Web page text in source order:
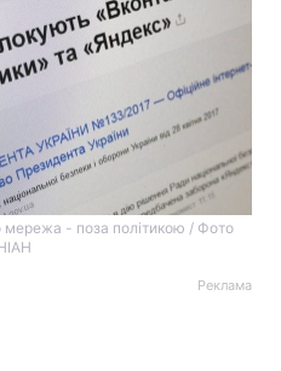
- поза політикою / Фото
Реклама